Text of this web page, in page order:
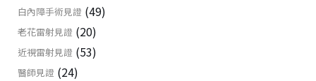
白內障手術見證 (49)
老花雷射見證 (20)
近視雷射見證 (53)
醫師見證 (24)